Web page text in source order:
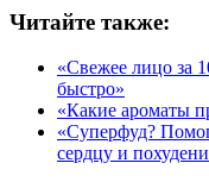
Читайте также:
«Свежее лицо за
быстро»
«Какие ароматы
«Суперфуд?
сердцу и